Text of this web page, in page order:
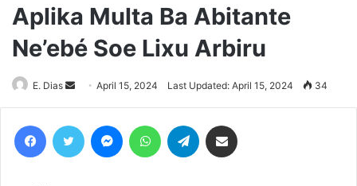
Aplika Multa Ba Abitante
Ne’ebé Soe Lixu Arbiru
E. Dias
Send
an
April 15, 2024 Last Updated: April 15, 2024 34